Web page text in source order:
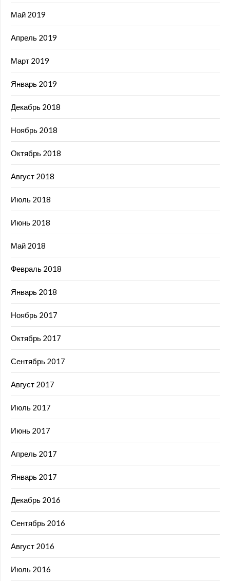
Май 2019
Апрель 2019
Март 2019
Январь 2019
Декабрь 2018
Ноябрь 2018
Октябрь 2018
Август 2018
Июль 2018
Июнь 2018
Май 2018
Февраль 2018
Январь 2018
Ноябрь 2017
Октябрь 2017
Сентябрь 2017
Август 2017
Июль 2017
Июнь 2017
Апрель 2017
Январь 2017
Декабрь 2016
Сентябрь 2016
Август 2016
Июль 2016